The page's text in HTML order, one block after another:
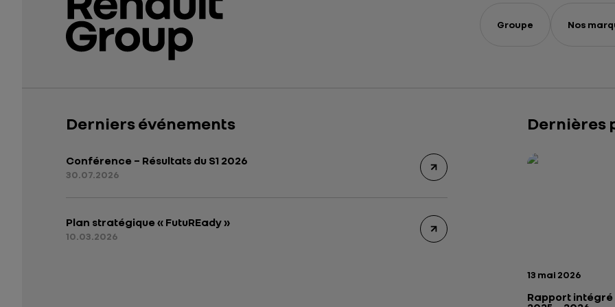
Groupe Nos
Derniers événements
Conférence – Résultats du S1 2026
30.07.2026
Plan stratégique « FutuREady »
10.03.2026
Dernières
Date de
13 mai 2026
Rapport intégré
Rapport intégré
Présentation